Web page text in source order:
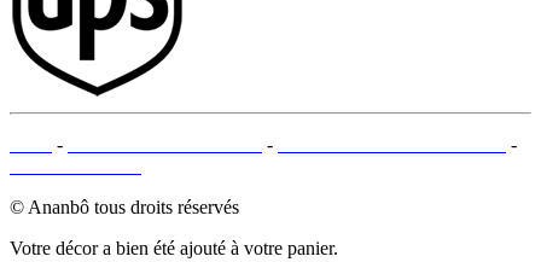
- -
-
© Ananbô tous droits réservés
Votre décor a bien été ajouté à votre panier.